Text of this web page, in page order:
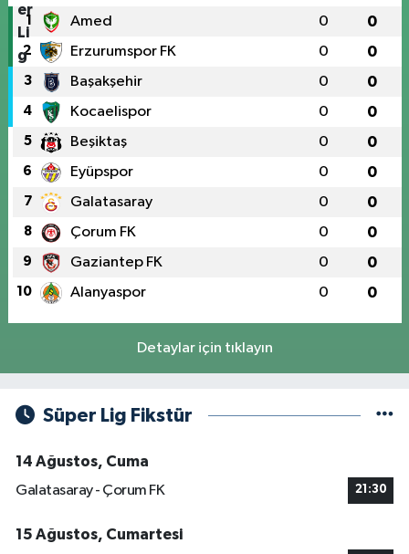
1 Amed 0 0
2 Erzurumspor FK 0 0
3 Başakşehir 0 0
4 Kocaelispor 0 0
5 Beşiktaş 0 0
6 Eyüpspor 0 0
7 Galatasaray 0 0
8 Çorum FK 0 0
9 Gaziantep FK 0 0
10 Alanyaspor 0 0
Detaylar için tıklayın
Süper Lig Fikstür
14 Ağustos, Cuma
Galatasaray - Çorum FK
21:30
15 Ağustos, Cumartesi